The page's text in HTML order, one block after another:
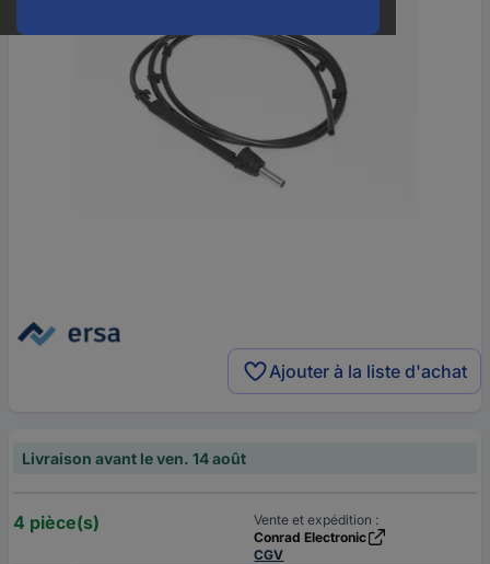
Ajouter à la liste d'achat
Livraison avant le ven. 14 août
4 pièce(s)
Vente et expédition :
Conrad Electronic
CGV